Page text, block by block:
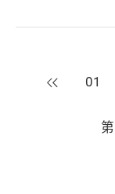
上一页
01
第